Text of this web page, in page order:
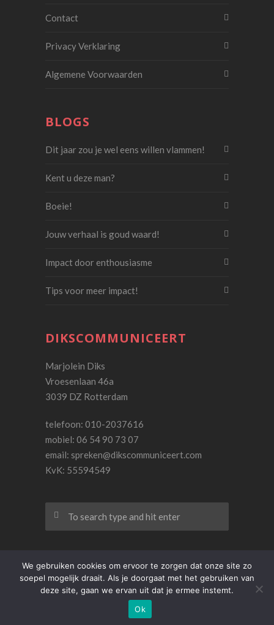
Contact
Privacy Verklaring
Algemene Voorwaarden
BLOGS
Dit jaar zou je wel eens willen vlammen!
Kent u deze man?
Boeie!
Jouw verhaal is goud waard!
Impact door enthousiasme
Tips voor meer impact!
DIKSCOMMUNICEERT
Marjolein Diks
Vroesenlaan 46a
3039 DZ Rotterdam
telefoon: 010-2037616
mobiel: 06 54 90 73 07
email: spreken@dikscommuniceert.com
KvK: 55594549
© 2015- 2020 Dikscommuniceert. Design by
andThink But Why
We gebruiken cookies om ervoor te zorgen dat onze site zo
soepel mogelijk draait. Als je doorgaat met het gebruiken van
deze site, gaan we ervan uit dat je ermee instemt.
Ok